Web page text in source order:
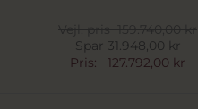
Vejl. pris159.740,00 kr
Spar 31.948,00 kr
Pris:
127.792,00 kr